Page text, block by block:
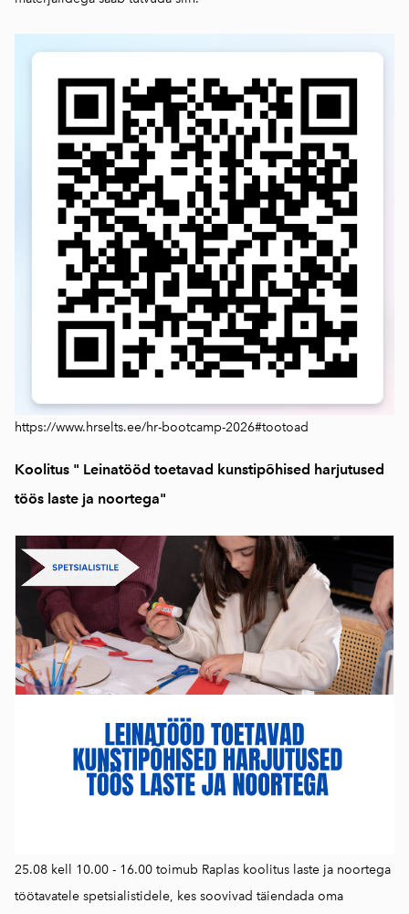
https://www.hrselts.ee/hr-bootcamp-2026#tootoad
Koolitus " Leinatööd toetavad kunstipõhised harjutused
töös laste ja noortega"
25.08 kell 10.00 - 16.00 toimub Raplas koolitus laste ja noortega
töötavatele spetsialistidele, kes soovivad täiendada oma